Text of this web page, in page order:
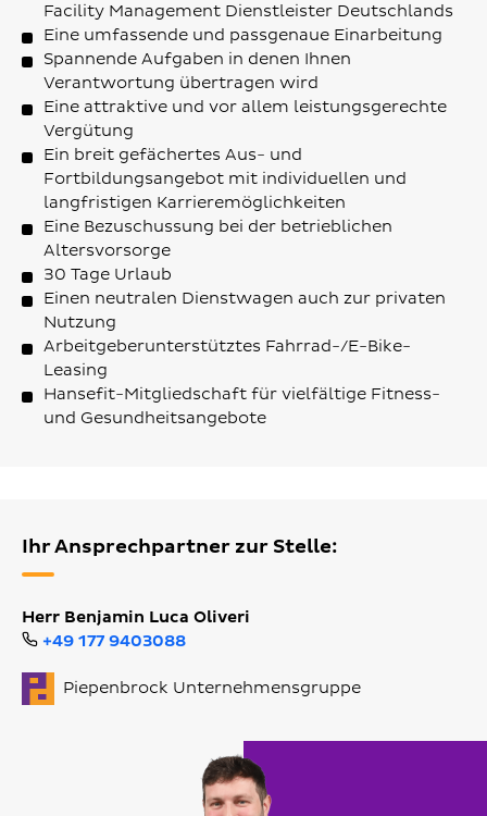
Facility Management Dienstleister Deutschlands
Eine umfassende und passgenaue Einarbeitung
Spannende Aufgaben in denen Ihnen
Verantwortung übertragen wird
Eine attraktive und vor allem leistungsgerechte
Vergütung
Ein breit gefächertes Aus- und
Fortbildungsangebot mit individuellen und
langfristigen Karrieremöglichkeiten
Eine Bezuschussung bei der betrieblichen
Altersvorsorge
30 Tage Urlaub
Einen neutralen Dienstwagen auch zur privaten
Nutzung
Arbeitgeberunterstütztes Fahrrad-/E-Bike-
Leasing
Hansefit-Mitgliedschaft für vielfältige Fitness-
und Gesundheitsangebote
Ihr Ansprechpartner zur Stelle:
Herr Benjamin Luca Oliveri
+49 177 9403088
Piepenbrock Unternehmensgruppe